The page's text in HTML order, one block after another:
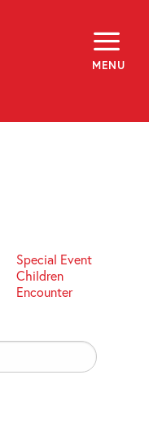
MENU
Special Event
Children
Encounter